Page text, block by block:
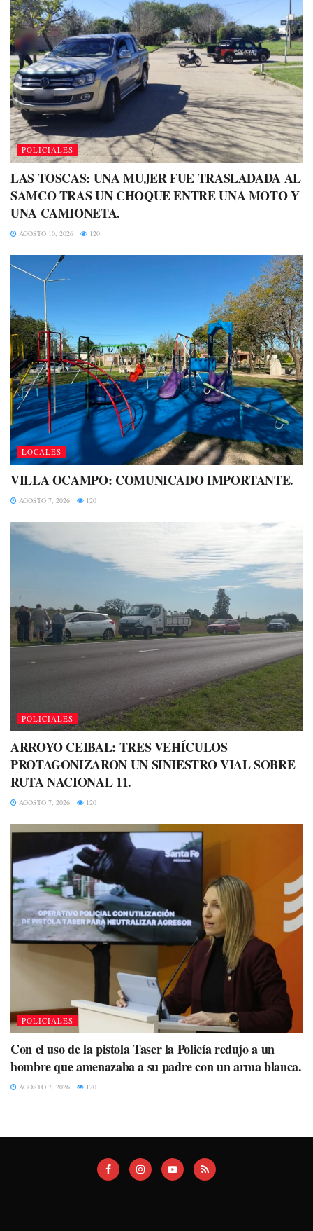
POLICIALES
LAS TOSCAS: UNA MUJER FUE TRASLADADA AL
SAMCO TRAS UN CHOQUE ENTRE UNA MOTO Y
UNA CAMIONETA.
AGOSTO 10, 2026 120
LOCALES
VILLA OCAMPO: COMUNICADO IMPORTANTE.
AGOSTO 7, 2026 120
POLICIALES
ARROYO CEIBAL: TRES VEHÍCULOS
PROTAGONIZARON UN SINIESTRO VIAL SOBRE
RUTA NACIONAL 11.
AGOSTO 7, 2026 120
POLICIALES
Con el uso de la pistola Taser la Policía redujo a un
hombre que amenazaba a su padre con un arma blanca.
AGOSTO 7, 2026 120